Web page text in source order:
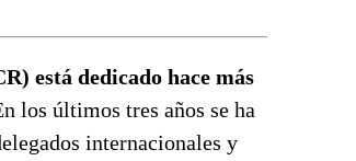
está dedicado hace más
los últimos tres años se ha
internacionales y